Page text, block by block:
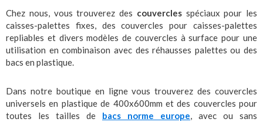
Chez nous, vous trouverez des couverclesspéciaux pour les
caisses-palettes fixes, des couvercles pour caisses-palettes
repliables et divers modèles de couvercles à surface pour une
utilisation en combinaison avec des réhausses palettes ou des
bacs en plastique.
Dans notre boutique en ligne vous trouverez des couvercles
universels en plastique de 400x600mm et des couvercles pour
toutes les tailles de bacs norme europe, avec ou sans